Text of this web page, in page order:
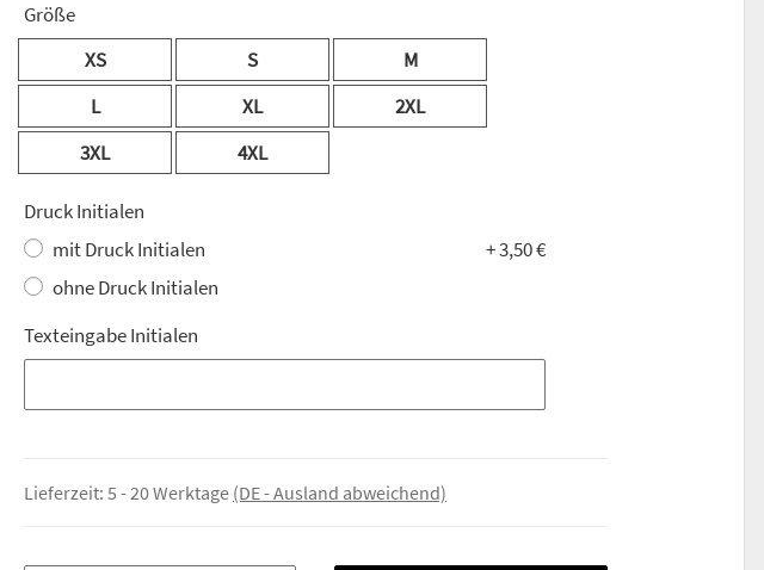
Größe
XS
S
M
L
XL
2XL
3XL
4XL
Druck Initialen
mit Druck Initialen
+ 3,50 €
ohne Druck Initialen
Texteingabe Initialen
Lieferzeit: 5 - 20 Werktage (DE - Ausland abweichend)